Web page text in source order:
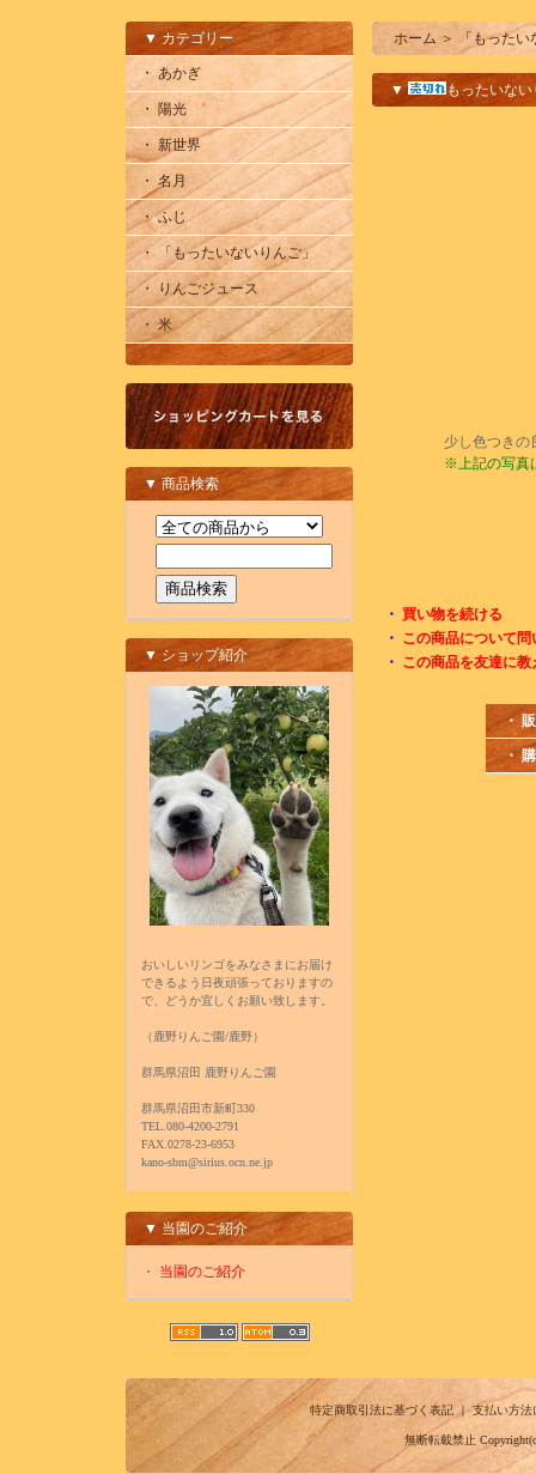
▼ カテゴリー
・ あかぎ
・ 陽光
・ 新世界
・ 名月
・ ふじ
・ 「もったいないりんご」
・ りんごジュース
・ 米
▼ 商品検索
▼ ショップ紹介
おいしいリンゴをみなさまにお届け
できるよう日夜頑張っておりますの
で、どうか宜しくお願い致します。
（鹿野りんご園/鹿野）
群馬県沼田 鹿野りんご園
群馬県沼田市新町330
TEL.080-4200-2791
FAX.0278-23-6953
kano-sbm@sirius.ocn.ne.jp
▼ 当園のご紹介
・ 当園のご紹介
ホーム ＞ 「もった
▼ もったいな
少し色つきの
※上記の写真
・ 買い物を続ける
・ この商品について問
・ この商品を友達に教
・
・
特定商取引法に基づく表記｜支払い方法
無断転載禁止